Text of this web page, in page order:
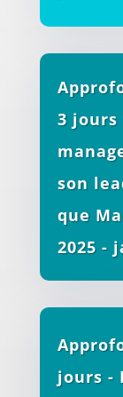
3 jours
son
que
2025 -
jours -